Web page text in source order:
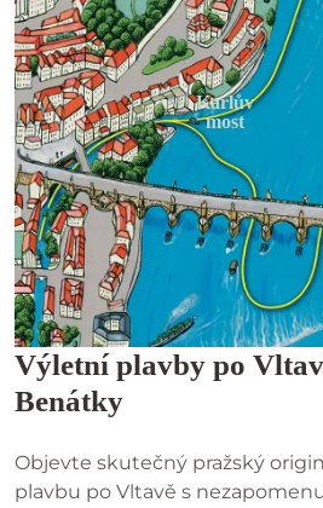
Karlův
most
Výletní plavby po
Benátky
Objevte skutečný pražský
plavbu po Vltavě s